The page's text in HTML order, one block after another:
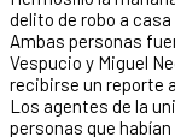
delito de robo a
Ambas personas
Vespucio y Miguel
recibirse un reporte
Los agentes de la
personas que